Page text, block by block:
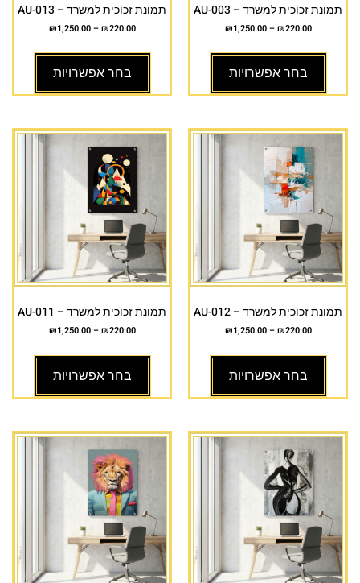
תמונת זכוכית למשרד – AU-003
₪220.00
–
₪1,250.00
בחר אפשרויות
תמונת זכוכית למשרד – AU-013
₪220.00
–
₪1,250.00
בחר אפשרויות
תמונת זכוכית למשרד – AU-012
₪220.00
–
₪1,250.00
בחר אפשרויות
תמונת זכוכית למשרד – AU-011
₪220.00
–
₪1,250.00
בחר אפשרויות